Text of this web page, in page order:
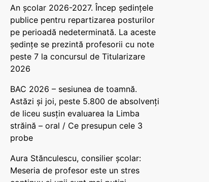
An școlar 2026-2027. Încep ședințele
publice pentru repartizarea posturilor
pe perioadă nedeterminată. La aceste
ședințe se prezintă profesorii cu note
peste 7 la concursul de Titularizare
2026
BAC 2026 – sesiunea de toamnă.
Astăzi și joi, peste 5.800 de absolvenți
de liceu susțin evaluarea la Limba
străină – oral / Ce presupun cele 3
probe
Aura Stănculescu, consilier școlar:
Meseria de profesor este un stres